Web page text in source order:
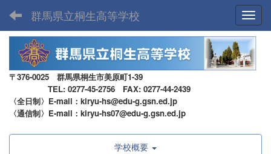
群馬県立桐生高等学校
〒376-0025 群馬県桐生市美原町1-39
TEL: 0277-45-2756 FAX: 0277-44-2439
〈全日制〉E-mail：kiryu-hs@edu-g.gsn.ed.jp
〈通信制〉E-mail：kiryu-hs07@edu-g.gsn.ed.jp
学校概要